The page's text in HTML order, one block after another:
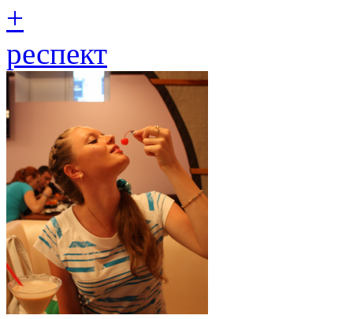
+
респект